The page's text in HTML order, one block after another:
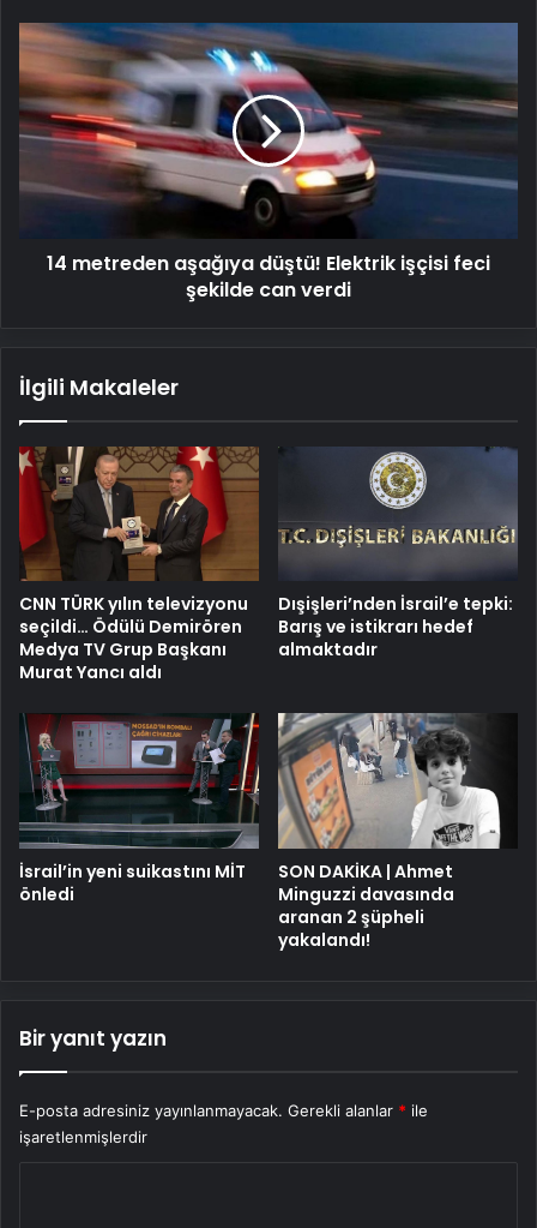
14
metreden
aşağıya
düştü!
Elektrik
feci
verdi14 metreden aşağıya düştü! Elektrik işçisi feci
şekilde can verdi
İlgili Makaleler
CNN TÜRK yılın televizyonu
seçildi… Ödülü Demirören
Medya TV Grup Başkanı
Murat Yancı aldı
Dışişleri’nden İsrail’e tepki:
Barış ve istikrarı hedef
almaktadır
İsrail’in yeni suikastını MİT
önledi
SON DAKİKA | Ahmet
Minguzzi davasında
aranan 2 şüpheli
yakalandı!
Bir yanıt yazın
E-posta adresiniz yayınlanmayacak. Gerekli alanlar * ile
işaretlenmişlerdir